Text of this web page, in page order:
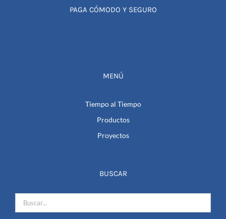
PAGA CÓMODO Y SEGURO
MENÚ
Tiempo al Tiempo
Productos
Proyectos
BUSCAR